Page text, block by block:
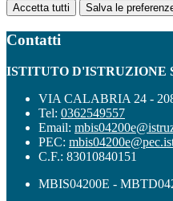
Accetta tutti Salva le
Contatti
ISTITUTO D'ISTRUZIONE
VIA CALABRIA 24 -
Tel: 0362549557
Email:
PEC:
C.F.: 83010840151
MBIS04200E -